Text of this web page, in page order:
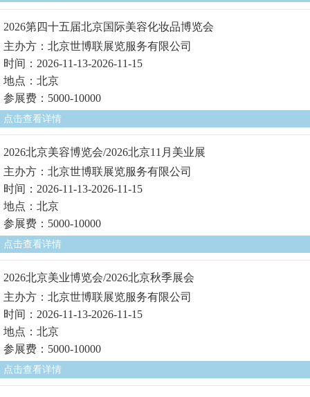
2026第四十五届北京国际美容化妆品博览会
主办方：北京世博联展览服务有限公司
时间：2026-11-13-2026-11-15
地点：北京
参展费：5000-10000
点击查看详情
2026北京美容博览会/2026北京11月美业展
主办方：北京世博联展览服务有限公司
时间：2026-11-13-2026-11-15
地点：北京
参展费：5000-10000
点击查看详情
2026北京美业博览会/2026北京秋季展会
主办方：北京世博联展览服务有限公司
时间：2026-11-13-2026-11-15
地点：北京
参展费：5000-10000
点击查看详情